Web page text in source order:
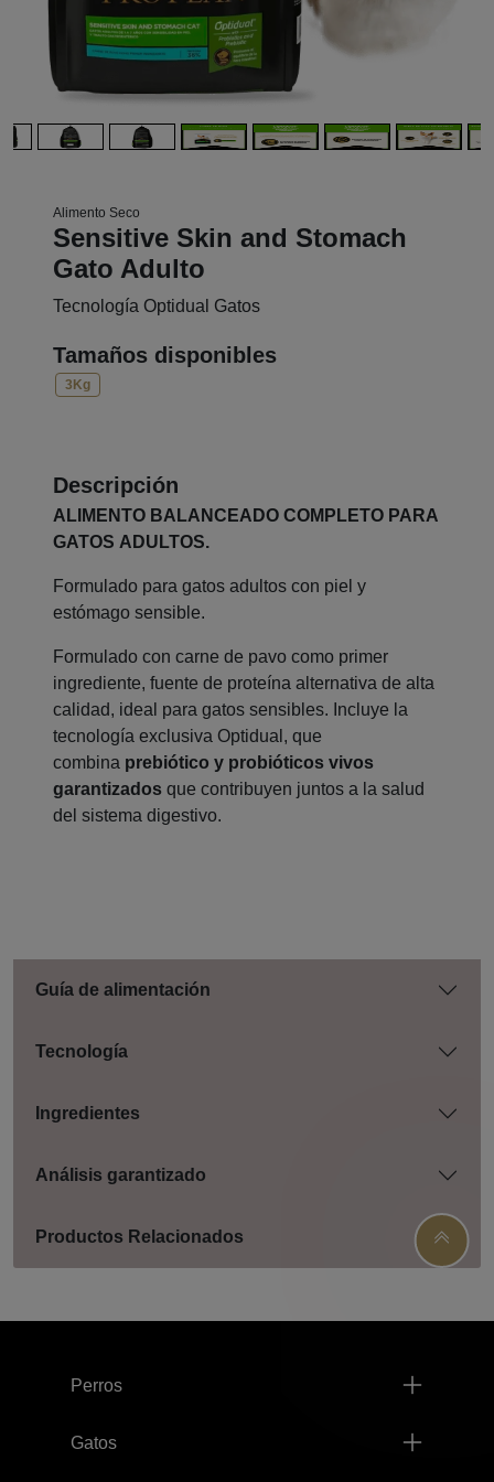
Alimento Seco
Sensitive Skin and Stomach
Gato Adulto
Tecnología Optidual Gatos
Tamaños disponibles
3Kg
Descripción
ALIMENTO BALANCEADO COMPLETO PARA
GATOS ADULTOS.
Formulado para gatos adultos con piel y
estómago sensible.
Formulado con carne de pavo como primer
ingrediente, fuente de proteína alternativa de alta
calidad, ideal para gatos sensibles. Incluye la
tecnología exclusiva Optidual, que
combina prebiótico y probióticos vivos
garantizados que contribuyen juntos a la salud
del sistema digestivo.
Guía de alimentación
Tecnología
Ingredientes
Análisis garantizado
Productos Relacionados
Perros
Gatos